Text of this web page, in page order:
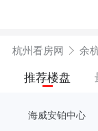
杭州看房网 余
推荐楼盘
海威安铂中心